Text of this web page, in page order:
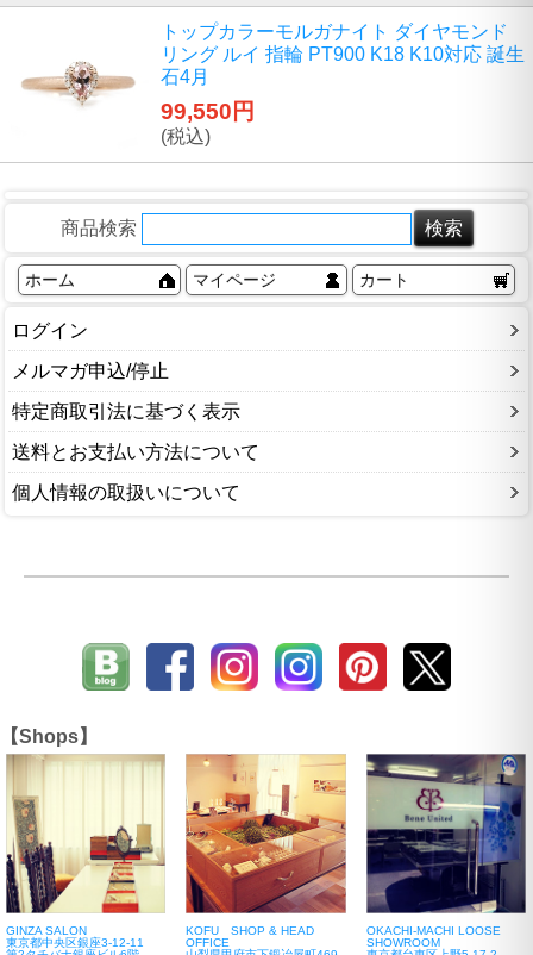
トップカラーモルガナイト ダイヤモンド
リング ルイ 指輪 PT900 K18 K10対応 誕生
石4月
99,550円
(税込)
商品検索
ホーム マイページ カート
ログイン
メルマガ申込/停止
特定商取引法に基づく表示
送料とお支払い方法について
個人情報の取扱いについて
【Shops】
GINZA SALON
東京都中央区銀座3-12-11
KOFU SHOP & HEAD
OFFICE
OKACHI-MACHI LOOSE
SHOWROOM